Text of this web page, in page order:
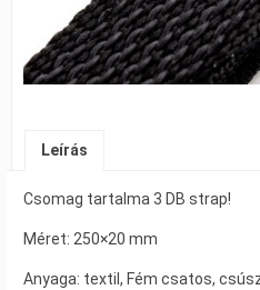
Leírás
Csomag tartalma 3 DB strap!
Méret: 250×20 mm
Anyaga: textil, Fém csatos,